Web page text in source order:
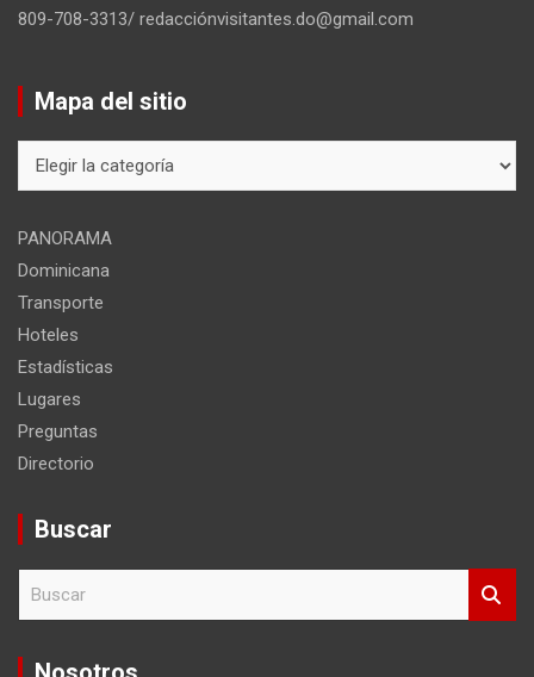
809-708-3313/ redacciónvisitantes.do@gmail.com
Mapa del sitio
del
PANORAMA
Dominicana
Transporte
Hoteles
Estadísticas
Lugares
Preguntas
Directorio
Buscar
c